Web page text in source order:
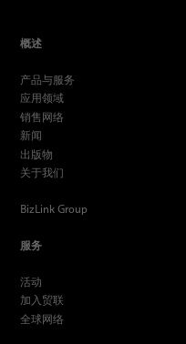
概述
产品与服务
应用领域
销售网络
新闻
出版物
关于我们
BizLink Group
服务
活动
加入贸联
全球网络